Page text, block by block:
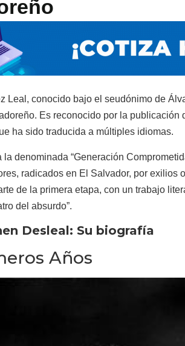
Leal, conocido bajo el seudónimo de
Es reconocido por la publicación
ha sido traducida a múltiples idiomas.
la denominada “Generación
radicados en El Salvador, por exilios
de la primera etapa, con un trabajo
del absurdo”.
Desleal: Su biografía
Años